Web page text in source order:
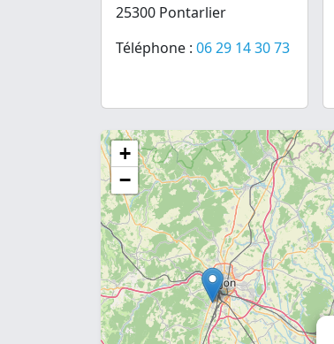
25300 Pontarlier
Téléphone : 06 29 14 30 73
+
−